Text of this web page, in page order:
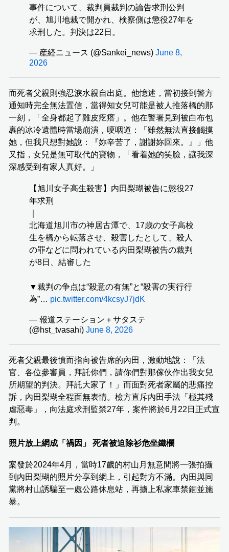
事件について、裁判員裁判の論告求刑公判
が、旭川地裁で開かれ、検察側は懲役27年を
求刑した。判決は22日。
— 産経ニュース (@Sankei_news) June 8,
2026
而死者父親則強忍淚水親自出庭。他憶述，當初接到警方
通知時完全無法置信，當得知女兒可能是被人推落橋的那
一刻，「全身都起了雞皮疙瘩」。他在警署見到被白布包
裹的冰冷遺體時當場崩潰，哽咽道：「雖然無法直接觸摸
她，但我只想對她說：『妳辛苦了，謝謝妳回來。』」他
又指，女兒是無可取代的寶物，「看着她的笑臉，讓我深
深感受到有家人真好。」
【旭川女子高生殺害】内田梨瑚被告に懲役27
年求刑
北海道旭川市の神居古潭で、17歳の女子高校
生を橋から転落させ、殺害したとして、殺人
の罪などに問われている内田梨瑚被告の裁判
が8日、結審した
▼裁判の争点は“殺意の有無”と“殺害の実行行
為”… pic.twitter.com/4kcsyJ7jdK
— 報道ステーション＋サタステ
(@hst_tvasahi) June 8, 2026
死者父親最後憤而指向被告席的內田，激動地說：「法
官、各位參審員，拜託你們，請你們對那傢伙作出我女兒
所期望的判決。拜託大家了！」而面對死者家屬的悲痛控
訴，內田梨瑚全程面無表情。檢方直斥內田手法「極其殘
虐惡毒」，向法庭求刑監禁27年，案件將於6月22日正式宣
判。
照片放上網成「禍因」 死者被迫除衫危坐鐵欄
案發於2024年4月，當時17歲的村山月無意間將一張拍攝
到內田梨瑚的照片分享到網上，引起對方不滿。內田與同
黨將村山誘騙至一處公路休息站，再擄上私家車禁錮並施
暴。